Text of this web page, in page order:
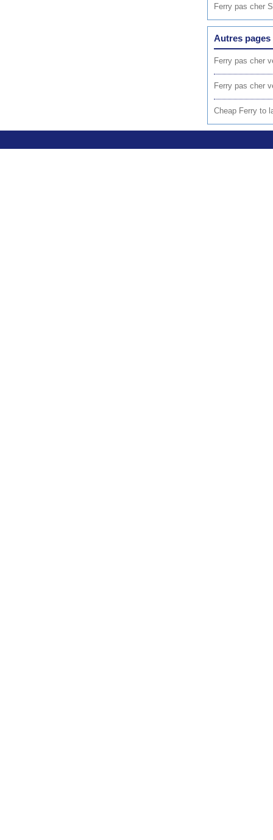
Ferry pas cher
Autres pages
Ferry pas cher
Ferry pas cher
Cheap Ferry to